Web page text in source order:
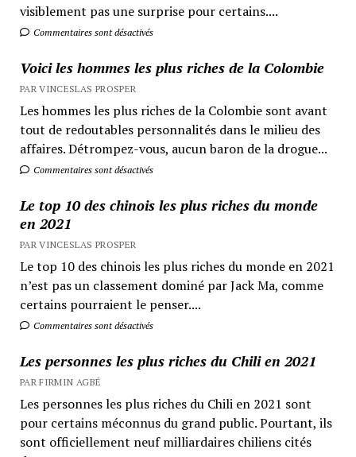
visiblement pas une surprise pour certains....
Commentaires sont désactivés
Voici les hommes les plus riches de la Colombie
PAR VINCESLAS PROSPER
Les hommes les plus riches de la Colombie sont avant
tout de redoutables personnalités dans le milieu des
affaires. Détrompez-vous, aucun baron de la drogue...
Commentaires sont désactivés
Le top 10 des chinois les plus riches du monde
en 2021
PAR VINCESLAS PROSPER
Le top 10 des chinois les plus riches du monde en 2021
n’est pas un classement dominé par Jack Ma, comme
certains pourraient le penser....
Commentaires sont désactivés
Les personnes les plus riches du Chili en 2021
PAR FIRMIN AGBÉ
Les personnes les plus riches du Chili en 2021 sont
pour certains méconnus du grand public. Pourtant, ils
sont officiellement neuf milliardaires chiliens cités